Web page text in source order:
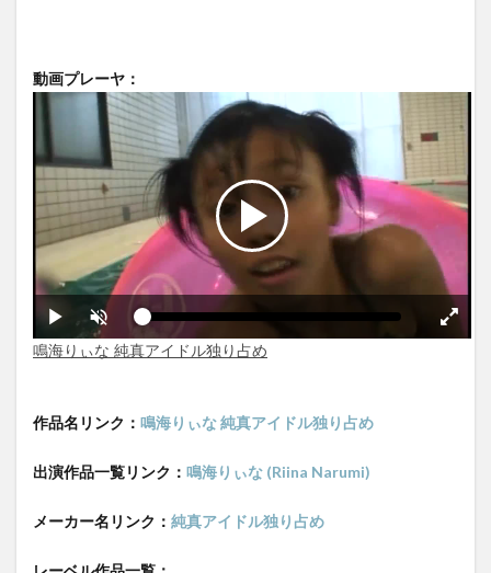
動画プレーヤ：
作品名リンク： 鳴海りぃな 純真アイドル独り占め
出演作品一覧リンク： 鳴海りぃな (Riina Narumi)
メーカー名リンク： 純真アイドル独り占め